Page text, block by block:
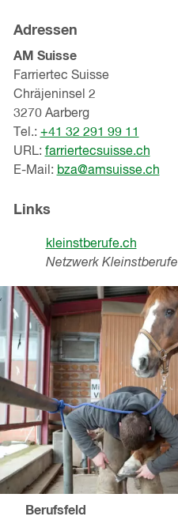
Adressen
AM Suisse
Farriertec Suisse
Chräjeninsel 2
3270 Aarberg
Tel.: +41 32 291 99 11
URL: farriertecsuisse.ch
E-Mail: bza@amsuisse.ch
Links
kleinstberufe.ch
Netzwerk Kleinstberufe
Berufsfeld